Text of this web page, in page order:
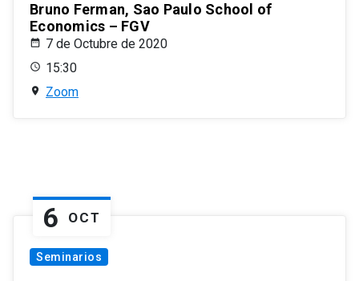
Bruno Ferman, Sao Paulo School of
Economics – FGV
7 de Octubre de 2020
15:30
Zoom
6 OCT
Seminarios